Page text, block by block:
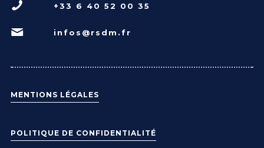
+33 6 40 52 00 35
infos@rsdm.fr
MENTIONS LÉGALES
POLITIQUE DE CONFIDENTIALITÉ